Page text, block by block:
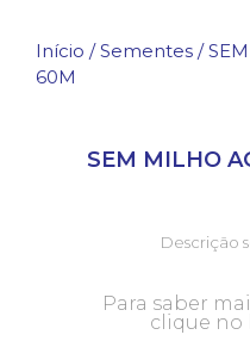
Início /Sementes /
60M
SEM MILHO
Descrição
Para saber
clique no